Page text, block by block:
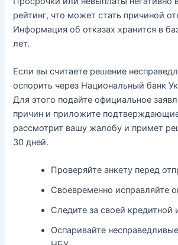
рейтинг, что может стать причиной
Информация об отказах хранится в
лет.
Если вы считаете решение
оспорить через Национальный банк
Для этого подайте официальное
причин и приложите
рассмотрит вашу жалобу и примет
30 дней.
Проверяйте анкету перед
Своевременно исправляйте
Следите за своей кредитной
Оспаривайте